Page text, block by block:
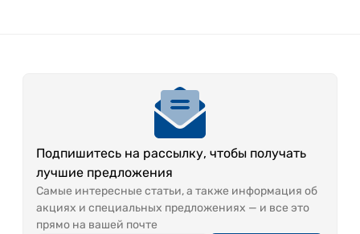
Подпишитесь на рассылку, чтобы получать
лучшие предложения
Самые интересные статьи, а также информация об
акциях и специальных предложениях — и все это
прямо на вашей почте